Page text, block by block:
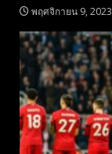
พฤศจิกายน 9, 2023